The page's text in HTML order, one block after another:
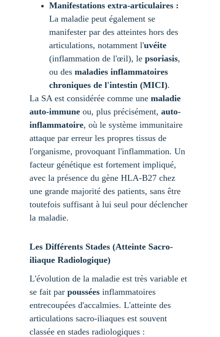
Manifestations extra-articulaires :
La maladie peut également se
manifester par des atteintes hors des
articulations, notamment l'uvéite
(inflammation de l'œil), le psoriasis,
ou des maladies inflammatoires
chroniques de l'intestin (MICI).
La SA est considérée comme une maladie
auto-immune ou, plus précisément, auto-
inflammatoire, où le système immunitaire
attaque par erreur les propres tissus de
l'organisme, provoquant l'inflammation. Un
facteur génétique est fortement impliqué,
avec la présence du gène HLA-B27 chez
une grande majorité des patients, sans être
toutefois suffisant à lui seul pour déclencher
la maladie.
Les Différents Stades (Atteinte Sacro-
iliaque Radiologique)
L'évolution de la maladie est très variable et
se fait par poussées inflammatoires
entrecoupées d'accalmies. L'atteinte des
articulations sacro-iliaques est souvent
classée en stades radiologiques :